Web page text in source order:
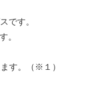
です。
。
す。（※１）